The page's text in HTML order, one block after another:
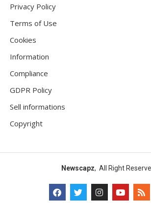
Privacy Policy
Terms of Use
Cookies
Information
Compliance
GDPR Policy
Sell informations
Copyright
Newscapz, All Right